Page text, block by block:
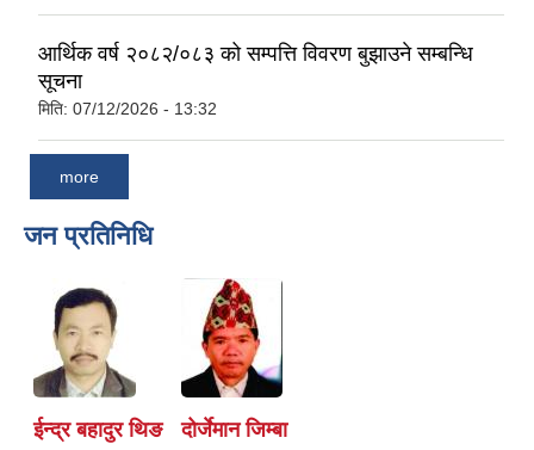
आर्थिक वर्ष २०८२/०८३ को सम्पत्ति विवरण बुझाउने सम्बन्धि
सूचना
मिति: 07/12/2026 - 13:32
more
जन प्रतिनिधि
ईन्द्र बहादुर थिङ दोर्जेमान जिम्बा